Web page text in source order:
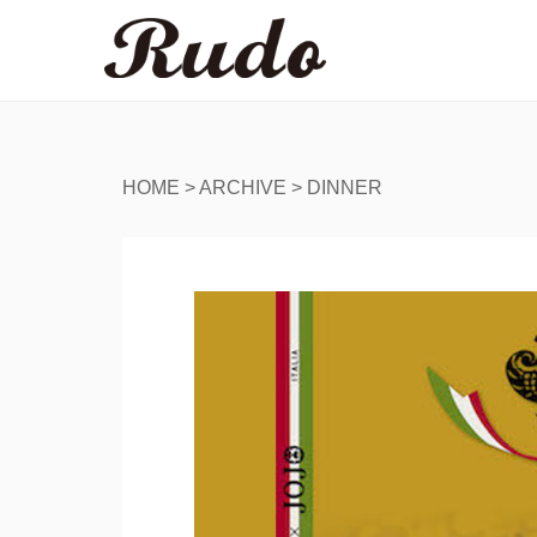
HOME >ARCHIVE > DINNER